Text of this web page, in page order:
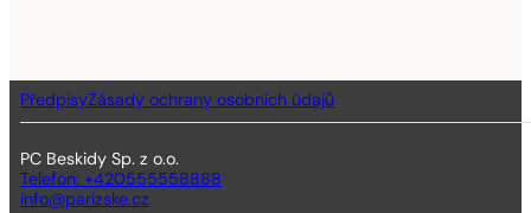
PředpisyZásady ochrany osobních údajů
PC Beskidy Sp. z o.o.
Telefon: +420555558888
info@parizske.cz